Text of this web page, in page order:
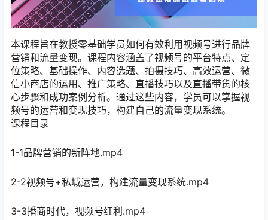
本课程旨在教授零基础学员如何有效利用视频号进行品牌
营销和流量变现。课程内容涵盖了视频号的平台特点、定
位策略、基础操作、内容选题、拍摄技巧、高效运营、微
信小商店的运用、推广策略、直播技巧以及直播带货的核
心步骤和成功案例分析。通过这些内容，学员可以掌握视
频号的运营和变现技巧，构建自己的流量变现系统。
课程目录
1-1品牌营销的新阵地.mp4
2-2视频号+私城运营，构建流量变现系统.mp4
3-3播商时代，视频号红利.mp4